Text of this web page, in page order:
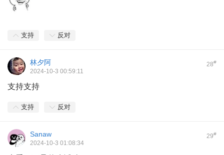
支持 反对
28#
林夕阿
2024-10-3 00:59:11
支持支持
支持 反对
29#
Sanaw
2024-10-3 01:08:34